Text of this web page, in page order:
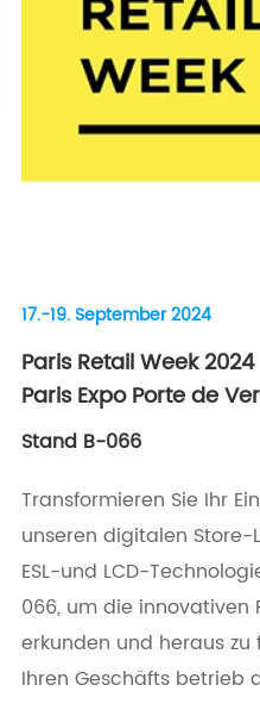
17.-19. September 2024
Paris Retail Week 2024
Paris Expo Porte de
Stand B-066
Transformieren Sie Ihr
unseren digitalen Store-
ESL-und LCD-
066, um die innovativen
erkunden und heraus zu
Ihren Geschäfts betrieb